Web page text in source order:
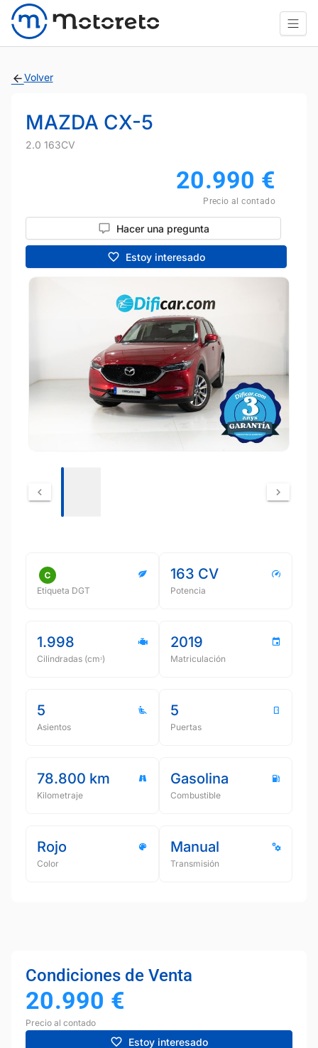
Volver
MAZDA CX-5
2.0 163CV
20.990 €
Precio al contado
Hacer una pregunta
Estoy interesado
Etiqueta DGT
163 CV
Potencia
1.998
Cilindradas (cmᵌ)
2019
Matriculación
5
Asientos
5
Puertas
78.800 km
Kilometraje
Gasolina
Combustible
Rojo
Color
Manual
Transmisión
Condiciones de Venta
20.990 €
Precio al contado
Estoy interesado